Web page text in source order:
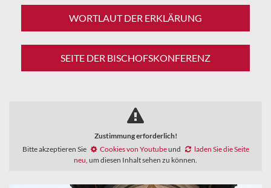
WORTLAUT DER ERKLÄRUNG
SEITE DER BISCHOFSKONFERENZ
Zustimmung erforderlich!
Bitte akzeptieren Sie
Cookies von Youtubeund
laden Sie die Seite
neu, um diesen Inhalt sehen zu können.